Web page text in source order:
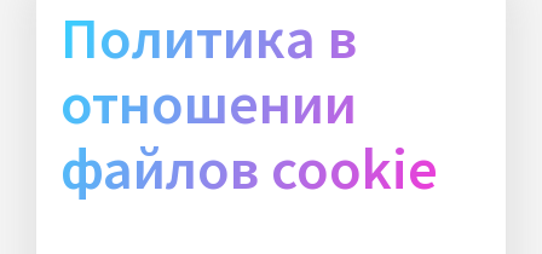
Политика в
отношении
файлов cookie